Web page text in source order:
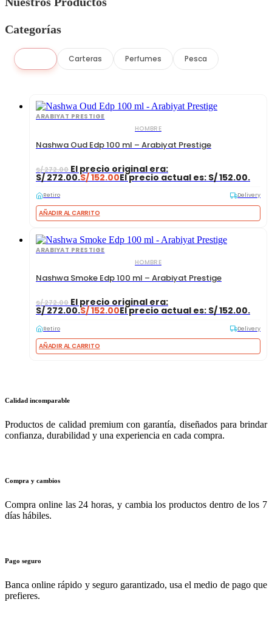
Categorías
Carteras Perfumes Pesca
ARABIYAT PRESTIGE
HOMBRE
Nashwa Oud Edp 100 ml – Arabiyat Prestige
S/272.00 El precio original era:
S/ 272.00.S/152.00El precio actual es: S/ 152.00.
Retiro Delivery
AÑADIR AL CARRITO
ARABIYAT PRESTIGE
HOMBRE
Nashwa Smoke Edp 100 ml – Arabiyat Prestige
S/272.00 El precio original era:
S/ 272.00.S/152.00El precio actual es: S/ 152.00.
Retiro Delivery
AÑADIR AL CARRITO
Calidad incomparable
Productos de calidad premium con garantía, diseñados para brindar
confianza, durabilidad y una experiencia en cada compra.
Compra y cambios
Compra online las 24 horas, y cambia los productos dentro de los 7
días hábiles.
Pago seguro
Banca online rápido y seguro garantizado, usa el medio de pago que
prefieres.